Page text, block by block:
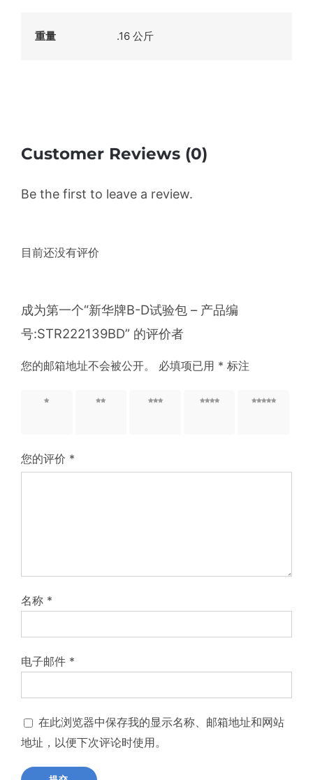
重量 .16 公斤
Customer Reviews (0)
Be the first to leave a review.
目前还没有评价
成为第一个“新华牌B-D试验包 – 产品编
号:STR222139BD” 的评价者
您的邮箱地址不会被公开。 必填项已用 * 标注
1 星
2 星
3 星
4 星
5 星
您的评价 *
名称 *
电子邮件 *
在此浏览器中保存我的显示名称、邮箱地址和网站
地址，以便下次评论时使用。